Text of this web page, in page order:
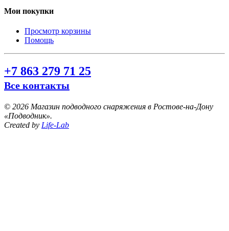
Мои покупки
Просмотр корзины
Помощь
+7 863 279 71 25
Все контакты
© 2026 Магазин подводного снаряжения в Ростове-на-Дону
«Подводник».
Created by Life-Lab